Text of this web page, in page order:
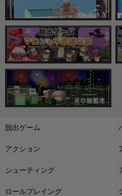
脱出ゲーム
アクション
シューティング
ロールプレイング